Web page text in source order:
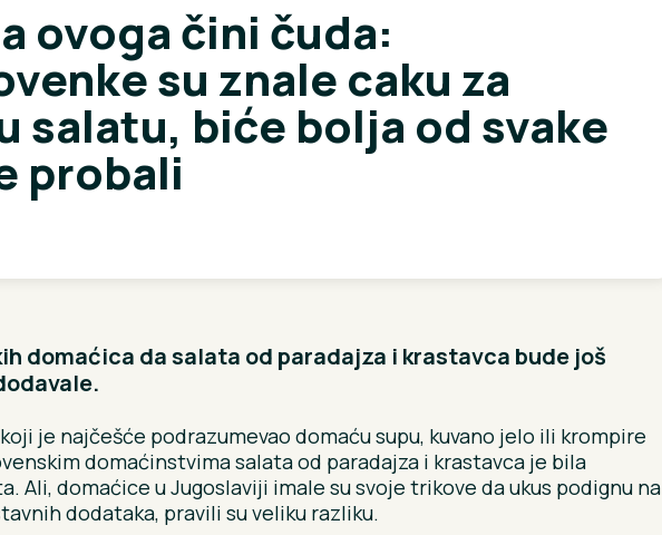
ovoga čini čuda:
su znale caku za
salatu, biće bolja od svake
probali
domaćica da salata od paradajza i krastavca bude još
je najčešće podrazumevao domaću supu, kuvano jelo ili krompire
domaćinstvima salata od paradajza i krastavca je bila
Ali, domaćice u Jugoslaviji imale su svoje trikove da ukus podignu na
dodataka, pravili su veliku razliku.